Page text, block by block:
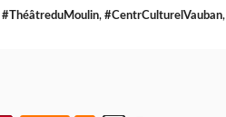
#ThéâtreduMoulin, #CentrCulturelVauban,